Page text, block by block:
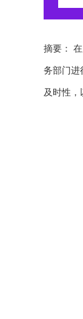
摘要：
务部门进
及时性，